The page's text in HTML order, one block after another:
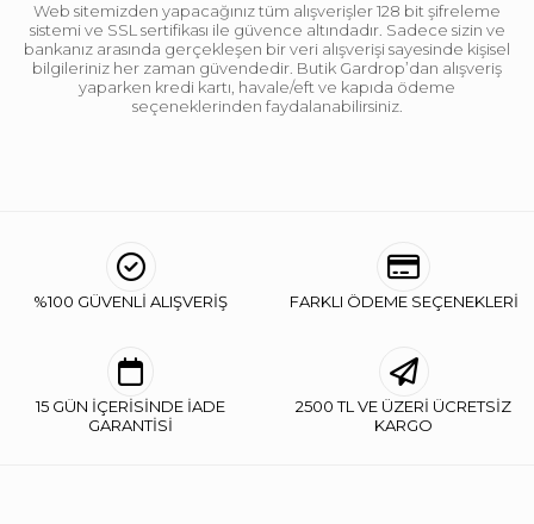
Web sitemizden yapacağınız tüm alışverişler 128 bit şifreleme
sistemi ve SSL sertifikası ile güvence altındadır. Sadece sizin ve
bankanız arasında gerçekleşen bir veri alışverişi sayesinde kişisel
bilgileriniz her zaman güvendedir. Butik Gardrop’dan alışveriş
yaparken kredi kartı, havale/eft ve kapıda ödeme
seçeneklerinden faydalanabilirsiniz.
%100 GÜVENLİ ALIŞVERİŞ FARKLI ÖDEME SEÇENEKLERİ
15 GÜN İÇERİSİNDE İADE
GARANTİSİ
2500 TL VE ÜZERİ ÜCRETSİZ
KARGO